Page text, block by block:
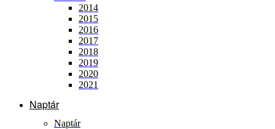
2014
2015
2016
2017
2018
2019
2020
2021
Naptár
Naptár